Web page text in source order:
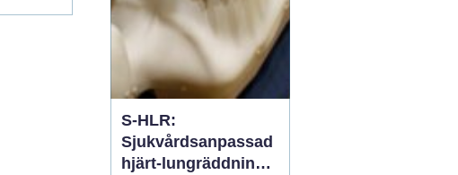
S-HLR:
Sjukvårdsanpassad
hjärt-lungräddning